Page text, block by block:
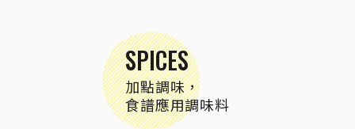
SPICES
加點調味，
食譜應用調味料